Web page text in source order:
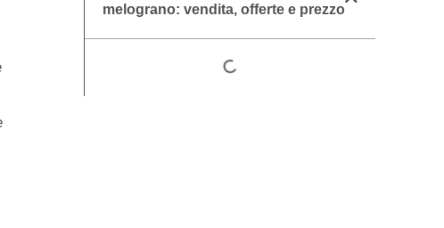
melograno: vendita, offerte e prezzo